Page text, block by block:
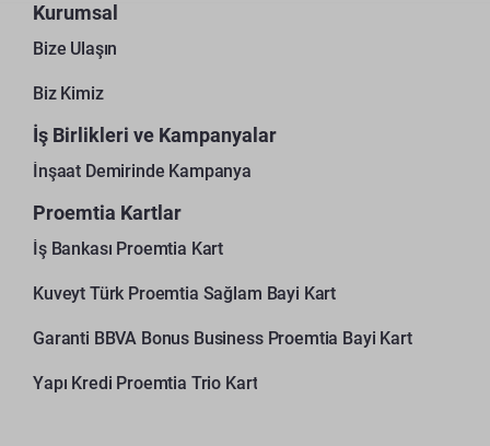
Kurumsal
Bize Ulaşın
Biz Kimiz
İş Birlikleri ve Kampanyalar
İnşaat Demirinde Kampanya
Proemtia Kartlar
İş Bankası Proemtia Kart
Kuveyt Türk Proemtia Sağlam Bayi Kart
Garanti BBVA Bonus Business Proemtia Bayi Kart
Yapı Kredi Proemtia Trio Kart